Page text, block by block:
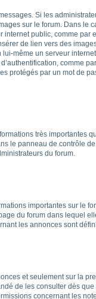
Si les
sur le forum. Dans le
public, comme par
de lien vers des
même un serveur
comme
protégés par un mot de
très importantes
le panneau de contrôle
du forum.
importantes sur le
du forum dans lequel
les annonces sont
et seulement sur la
de les consulter dès
concernant les